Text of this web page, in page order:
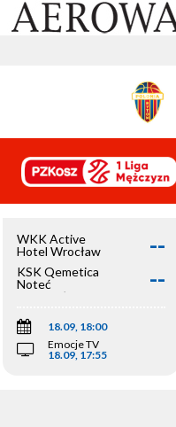
WKK Active
Hotel Wrocław
--
KSK Qemetica
Noteć
Inowrocław
--
18.09, 18:00
Emocje TV
18.09, 17:55